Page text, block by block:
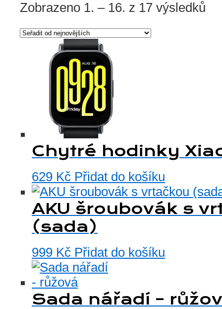
Zobrazeno 1. – 16. z 17 výsledků
Chytré hodinky
629 Kč Přidat do košíku
AKU šroubovák s
(sada)
999 Kč Přidat do košíku
Sada nářadí –